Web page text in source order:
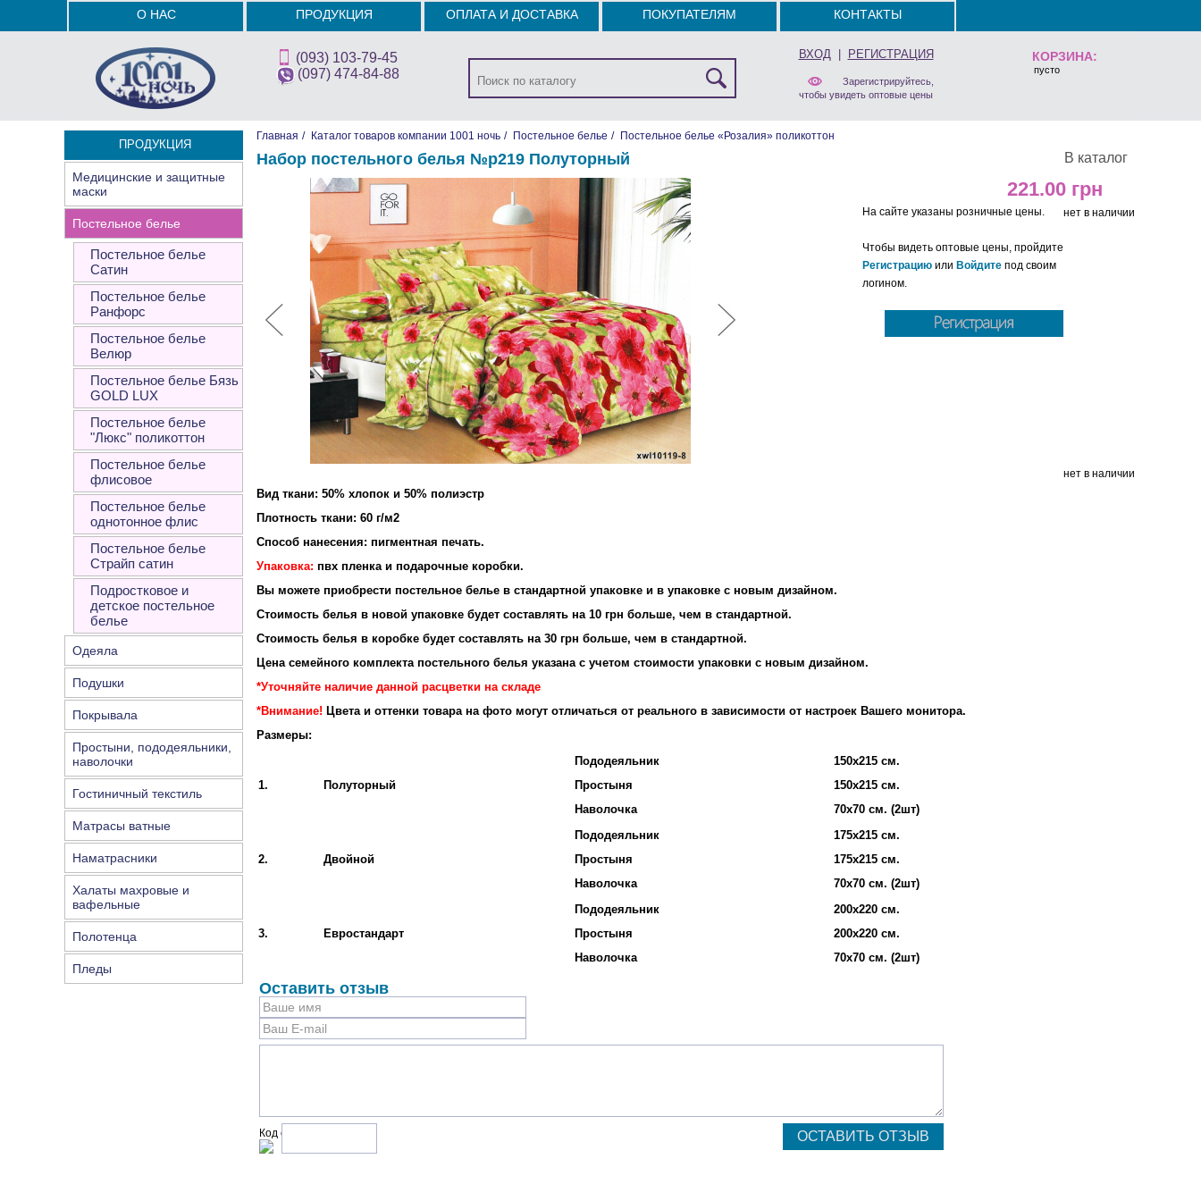
КОРЗИНА:
пусто
О НАС ПРОДУКЦИЯ ОПЛАТА И ДОСТАВКА ПОКУПАТЕЛЯМ КОНТАКТЫ
(093) 103-79-45
(097) 474-84-88
ВХОД| РЕГИСТРАЦИЯ
Зарегистрируйтесь,
чтобы увидеть оптовые цены
ПРОДУКЦИЯ
Медицинские и защитные
маски
Постельное белье
Постельное белье
Сатин
Постельное белье
Ранфорс
Постельное белье
Велюр
Постельное белье Бязь
GOLD LUX
Постельное белье
"Люкс" поликоттон
Постельное белье
флисовое
Постельное белье
однотонное флис
Постельное белье
Страйп сатин
Подростковое и
детское постельное
белье
Одеяла
Подушки
Покрывала
Простыни, пододеяльники,
наволочки
Гостиничный текстиль
Матрасы ватные
Наматрасники
Халаты махровые и
вафельные
Полотенца
Пледы
Главная / Каталог товаров компании 1001 ночь / Постельное белье / Постельное белье «Розалия» поликоттон
В каталог
Набор постельного белья №р219 Полуторный
221.00
нет в наличии
На сайте указаны розничные цены.
Чтобы видеть оптовые цены, пройдите
Регистрацию или Войдите под своим
логином.
нет в наличии
Вид ткани: 50% хлопок и 50% полиэстр
Плотность ткани: 60 г/м2
Способ нанесения: пигментная печать.
Упаковка: пвх пленка и подарочные коробки.
Вы можете приобрести постельное белье в стандартной упаковке и в упаковке с новым дизайном.
Стоимость белья в новой упаковке будет составлять на 10 грн больше, чем в стандартной.
Стоимость белья в коробке будет составлять на 30 грн больше, чем в стандартной.
Цена семейного комплекта постельного белья указана с учетом стоимости упаковки с новым дизайном.
*Уточняйте наличие данной расцветки на складе
*Внимание! Цвета и оттенки товара на фото могут отличаться от реального в зависимости от настроек Вашего монитора.
Размеры:
1. Полуторный
Пододеяльник
Простыня
Наволочка
150х215 см.
150х215 см.
70х70 см. (2шт)
2. Двойной
Пододеяльник
Простыня
Наволочка
175х215 см.
175х215 см.
70х70 см. (2шт)
3. Евростандарт
Пододеяльник
Простыня
Наволочка
200х220 см.
200х220 см.
70х70 см. (2шт)
Оставить отзыв
Код с рисунка: